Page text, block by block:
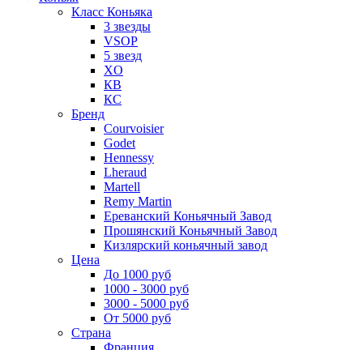
Класс Коньяка
3 звезды
VSOP
5 звезд
XO
КВ
КС
Бренд
Courvoisier
Godet
Hennessy
Lheraud
Martell
Remy Martin
Ереванский Коньячный Завод
Прошянский Коньячный Завод
Кизлярский коньячный завод
Цена
До 1000 руб
1000 - 3000 руб
3000 - 5000 руб
От 5000 руб
Страна
Франция